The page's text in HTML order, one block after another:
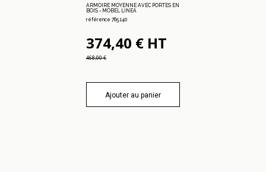
ARMOIRE MOYENNE AVEC PORTES EN
BOIS - MOBEL LINEA
référence 765.140
374,40 € HT
468,00 €
Ajouter au panier